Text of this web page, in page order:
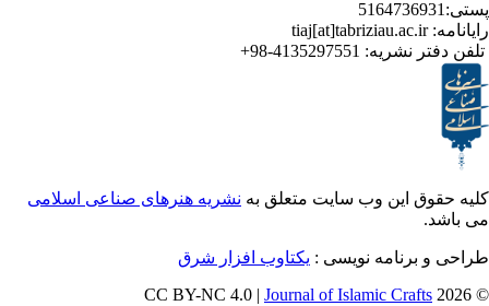
نشریه:4135297551-98+
این وب سایت متعلق بهنشریه هنرهای صناعی اسلامی
نویسی : یکتاوب افزار شرق
Journal of Islamic